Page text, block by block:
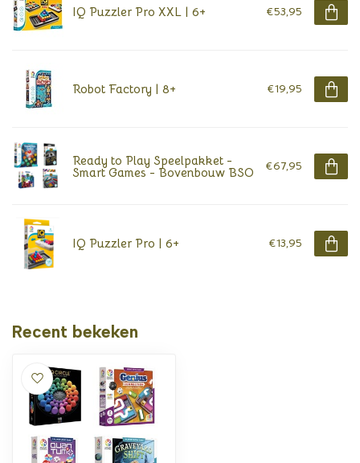
IQ Puzzler Pro XXL | 6+ €53,95
Robot Factory | 8+ €19,95
Ready to Play Speelpakket -
Smart Games - Bovenbouw BSO €67,95
IQ Puzzler Pro | 6+ €13,95
Recent bekeken